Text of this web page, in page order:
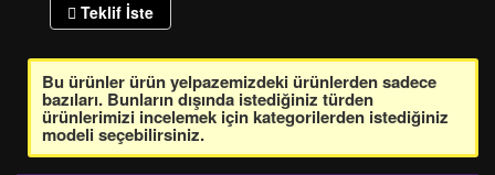
Teklif İste
Bu ürünler ürün yelpazemizdeki ürünlerden sadece
bazıları. Bunların dışında istediğiniz türden
ürünlerimizi incelemek için kategorilerden istediğiniz
modeli seçebilirsiniz.